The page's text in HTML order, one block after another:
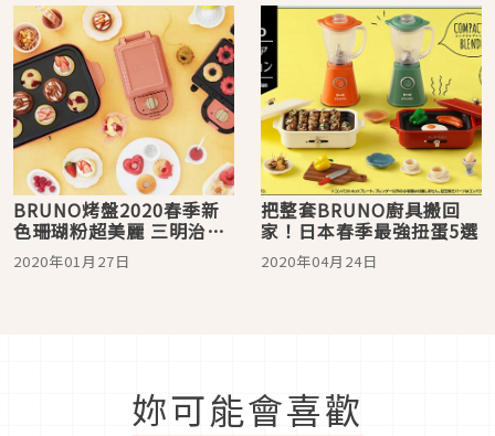
BRUNO烤盤2020春季新
色珊瑚粉超美麗 三明治鬆
餅機也不容錯過！
2020年01月27日
把整套BRUNO廚具搬回
家！日本春季最強扭蛋5選
2020年04月24日
妳可能會喜歡